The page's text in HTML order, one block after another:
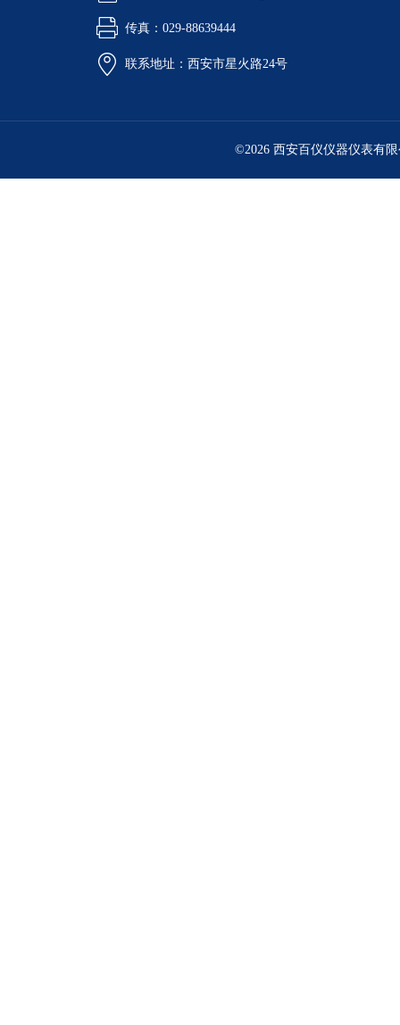
传真：029-88639444
联系地址：西安市星火路24号
©2026 西安百仪仪器仪表有